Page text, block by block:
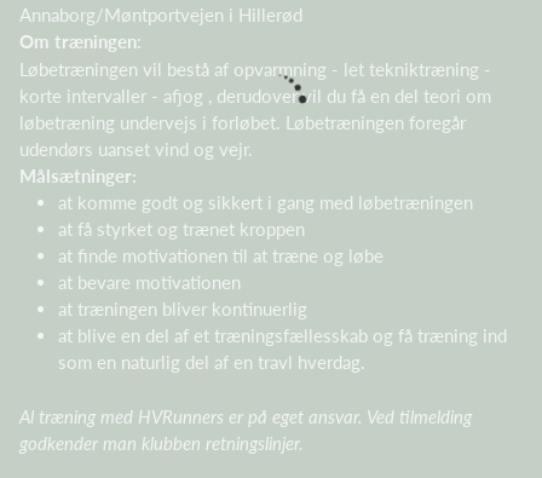
Annaborg/Møntportvejen i Hillerød
Om træningen:
Løbetræningen vil bestå af opvarmning - let tekniktræning -
korte intervaller - afjog , derudover vil du få en del teori om
løbetræning undervejs i forløbet. Løbetræningen foregår
udendørs uanset vind og vejr.
Målsætninger:
at komme godt og sikkert i gang med løbetræningen
at få styrket og trænet kroppen
at finde motivationen til at træne og løbe
at bevare motivationen
at træningen bliver kontinuerlig
at blive en del af et træningsfællesskab og få træning ind
som en naturlig del af en travl hverdag.
Al træning med HVRunners er på eget ansvar. Ved tilmelding
godkender man klubben retningslinjer.